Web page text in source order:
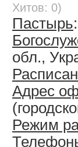
Хитов: 0)
Пастырь
обл.,
Адрес
Режим